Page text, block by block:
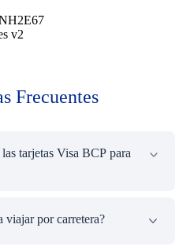
v2
Frecuentes
tarjetas Visa BCP para
turísticas, además de la
viajar por carretera?